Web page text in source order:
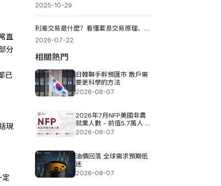
直
分
已
現
定
2025-10-29
利差交易是什麼？看懂套息交易原理、獲利邏輯、風險與操作
2026-07-22
相關熱門
日韓聯手幹預匯市 散戶需
要更科學的方法
2026-08-07
2026年7月NFP美國非農
就業人數 - 前值5.7萬人 預
測值8.3萬
2026-08-07
油價回落 全球需求預期低
迷
2026-08-07